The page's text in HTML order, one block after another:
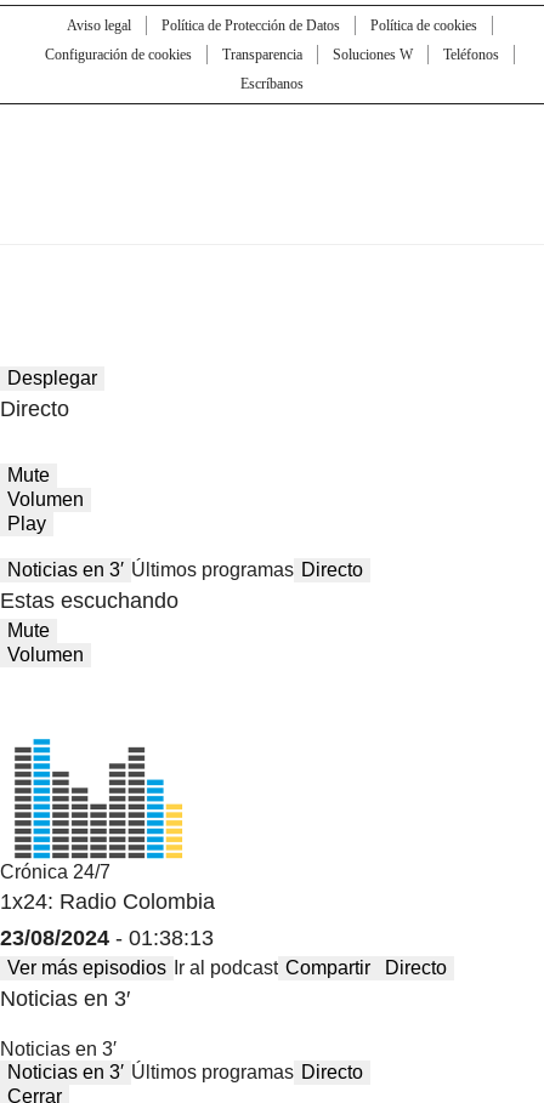
Aviso legal Política de Protección de Datos
Política de cookies
Configuración de cookies
Transparencia Soluciones W
Teléfonos
Escríbanos
Desplegar
Directo
Mute
Volumen
Play
Noticias en 3′ Últimos programas Directo
Estas escuchando
Mute
Volumen
Crónica 24/7
1x24: Radio Colombia
23/08/2024 - 01:38:13
Ver más episodios Ir al podcast Compartir Directo
Noticias en 3′
Noticias en 3′
Noticias en 3′ Últimos programas Directo
Cerrar